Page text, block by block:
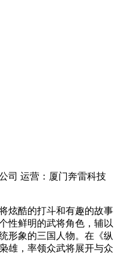
司 运营：厦门奔雷科技
炫酷的打斗和有趣的故事
性鲜明的武将角色，辅以
形象的三国人物。在《纵
雄，率领众武将展开与众